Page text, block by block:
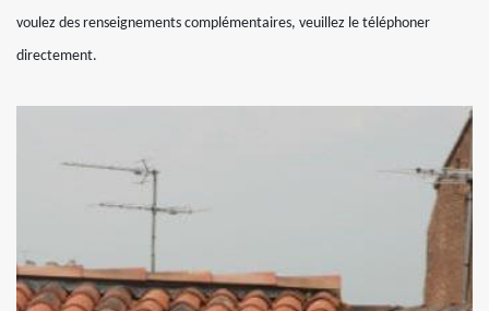
voulez des renseignements complémentaires, veuillez le téléphoner
directement.